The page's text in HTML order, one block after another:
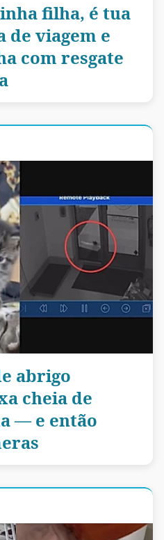
filha, é tua
de viagem e
com resgate
abrigo
cheia de
— e então